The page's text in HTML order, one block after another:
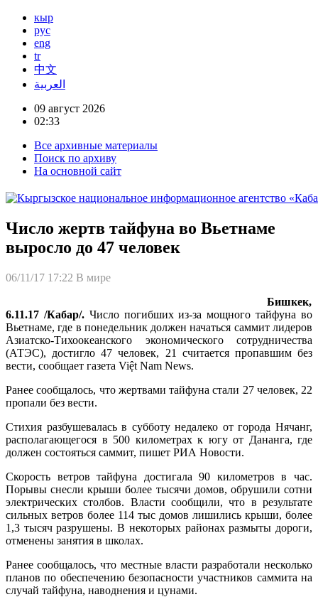
кыр
рус
eng
tr
中文
العربية
09 август 2026
02:33
Все архивные материалы
Поиск по архиву
На основной сайт
Число жертв тайфуна во Вьетнаме
выросло до 47 человек
06/11/17 17:22 В мире
Бишкек,
6.11.17 /Кабар/.Число погибших из-за мощного тайфуна во
Вьетнаме, где в понедельник должен начаться саммит лидеров
Азиатско-Тихоокеанского экономического сотрудничества
(АТЭС), достигло 47 человек, 21 считается пропавшим без
вести, сообщает газета Việt Nam News.
Ранее сообщалось, что жертвами тайфуна стали 27 человек, 22
пропали без вести.
Стихия разбушевалась в субботу недалеко от города Нячанг,
располагающегося в 500 километрах к югу от Дананга, где
должен состояться саммит, пишет РИА Новости.
Скорость ветров тайфуна достигала 90 километров в час.
Порывы снесли крыши более тысячи домов, обрушили сотни
электрических столбов. Власти сообщили, что в результате
сильных ветров более 114 тыс домов лишились крыши, более
1,3 тысяч разрушены. В некоторых районах размыты дороги,
отменены занятия в школах.
Ранее сообщалось, что местные власти разработали несколько
планов по обеспечению безопасности участников саммита на
случай тайфуна, наводнения и цунами.